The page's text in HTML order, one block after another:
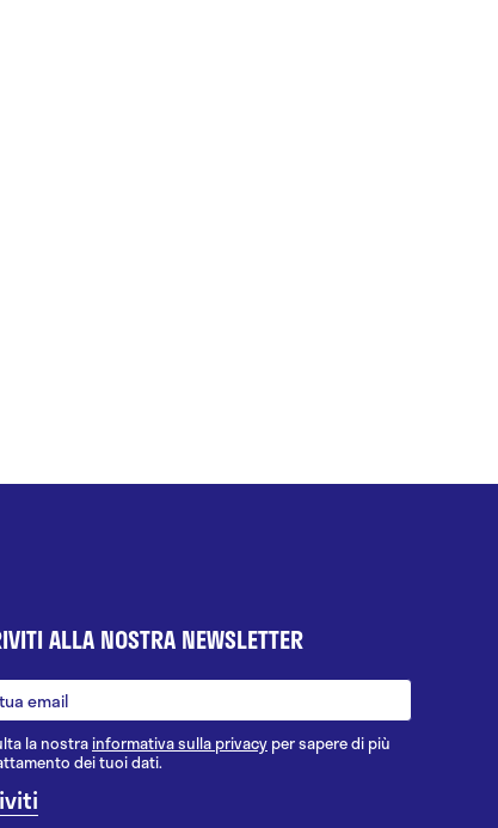
ALLA NOSTRA NEWSLETTER
la nostrainformativa sulla privacy per sapere di più
dei tuoi dati.